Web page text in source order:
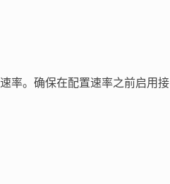
率。确保在配置速率之前启用接